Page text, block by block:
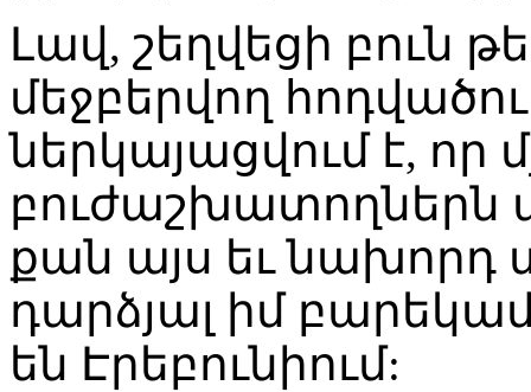
Լավ, շեղվեցի բուն
մեջբերվող
ներկայացվում է, որ
բուժաշխատողներն
քան այս եւ նախորդ
դարձյալ իմ
են Էրեբունիում: